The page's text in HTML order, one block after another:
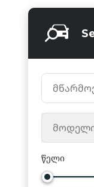
წელი